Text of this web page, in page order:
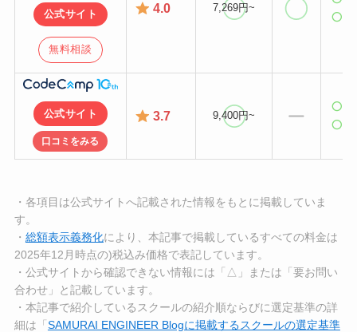
公式サイト
無料相談
4.0 7,269円~
公式サイト
口コミをみる
3.7 9,400円~
・各項目は公式サイトへ記載された情報をもとに掲載していま
す。
・ 総額表示義務化により、本記事で掲載しているすべての料金は
2025年12月時点の)税込み価格で表記しています。
・公式サイトから確認できない情報には「△」または「要お問い
合わせ」と記載しています。
・本記事で紹介しているスクールの紹介順ならびに選定基準の詳
細は「 SAMURAI ENGINEER Blogに掲載するスクールの選定基準